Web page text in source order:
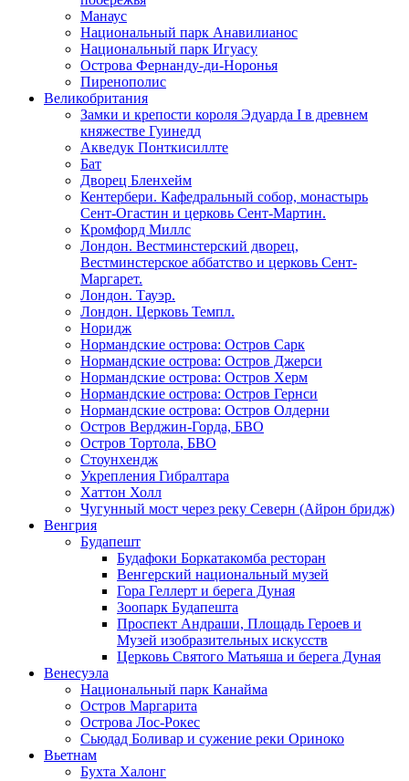
Манаус
Национальный парк Анавилианос
Национальный парк Игуасу
Острова Фернанду-ди-Норонья
Пиренополис
Великобритания
Замки и крепости короля Эдуарда I в древнем
княжестве Гуинедд
Акведук Понткисиллте
Бат
Дворец Бленхейм
Кентербери. Кафедральный собор, монастырь
Сент-Огастин и церковь Сент-Мартин.
Кромфорд Миллс
Лондон. Вестминстерский дворец,
Вестминстерское аббатство и церковь Cент-
Маргарет.
Лондон. Тауэр.
Лондон. Церковь Темпл.
Норидж
Нормандские острова: Остров Сарк
Нормандские острова: Остров Джерси
Нормандские острова: Остров Херм
Нормандские острова: Остров Гернси
Нормандские острова: Остров Олдерни
Остров Верджин-Горда, БВО
Остров Тортола, БВО
Стоунхендж
Укрепления Гибралтара
Хаттон Холл
Чугунный мост через реку Северн (Айрон бридж)
Венгрия
Будапешт
Будафоки Боркатакомба ресторан
Венгерский национальный музей
Гора Геллерт и берега Дуная
Зоопарк Будапешта
Проспект Андраши, Площадь Героев и
Музей изобразительных искусств
Церковь Святого Матьяша и берега Дуная
Венесуэла
Национальный парк Канайма
Остров Маргарита
Острова Лос-Рокес
Сьюдад Боливар и сужение реки Ориноко
Вьетнам
Бухта Халонг